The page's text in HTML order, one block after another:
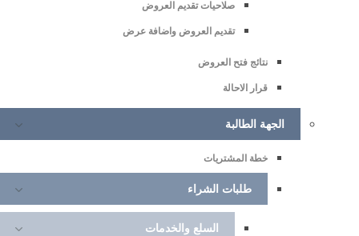
صلاحيات تقديم العروض
تقديم العروض واضافة عرض
نتائج فتح العروض
قرار الاحالة
الجهة الطالبة
خطة المشتريات
طلبات الشراء
السلع والخدمات